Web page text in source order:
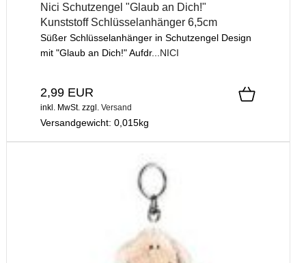
Nici Schutzengel "Glaub an Dich!"
Kunststoff Schlüsselanhänger 6,5cm
Süßer Schlüsselanhänger in Schutzengel Design
mit "Glaub an Dich!" Aufdr...NICI
2,99 EUR
inkl. MwSt. zzgl. Versand
Versandgewicht: 0,015kg